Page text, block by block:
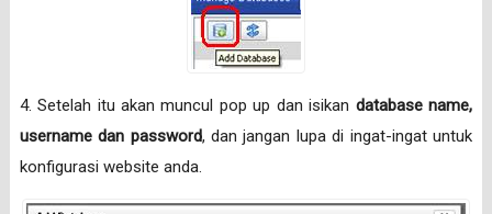
4. Setelah itu akan muncul pop up dan isikan database name,
username dan password, dan jangan lupa di ingat-ingat untuk
konfigurasi website anda.